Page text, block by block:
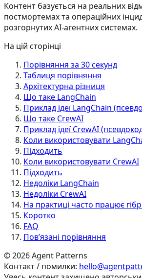
Контент базується на реальних
постмортемах та операційних
розгорнутих AI-агентних системах.
На цій сторінці
Порівняння за 30 секунд
Таблиця порівняння
Архітектурна різниця
Що таке LangChain
Приклад ідеї LangChain
Що таке CrewAI
Приклад ідеї CrewAI
Коли використовувати
Підходить
Коли використовувати CrewAI
Підходить
Недоліки LangChain
Недоліки CrewAI
На практиці часто працює
Коротко
FAQ
Пов’язані порівняння
©2026Agent Patterns
Контакт / помилки: